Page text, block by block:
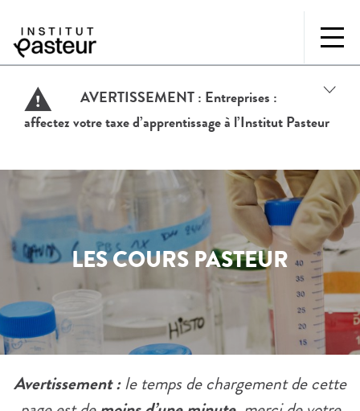
AVERTISSEMENT : Entreprises :
affectez votre taxe d’apprentissage à l’Institut Pasteur
LES COURS PASTEUR
Avertissement :le temps de chargement de cette